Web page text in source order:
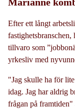
Marianne
Efter ett långt
tillvaro som
yrkesliv med
"Jag skulle ha för
idag. Jag har aldrig
frågan på framtiden"